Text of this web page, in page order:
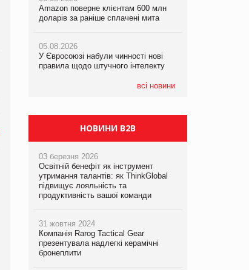
Amazon поверне клієнтам 600 млн
доларів за раніше сплачені мита
05.08.2026
У Євросоюзі набули чинності нові
правила щодо штучного інтелекту
всі новини
у VARUS з’явилися новинки від ТМ
ТОКЕРИ
PrivateLabel&FMCG Master 2026
правила щодо штучного інтелекту
Рекламна платформа вимагає від
Google компенсацію за втрату 6,9
трлн рекламних показів
НОВИНИ B2B
03 березня 2026
Освітній бенефіт як інструмент
утримання талантів: як ThinkGlobal
підвищує лояльність та
продуктивність вашої команди
31 жовтня 2024
Компанія Rarog Tactical Gear
презентувала надлегкі керамічні
бронеплити